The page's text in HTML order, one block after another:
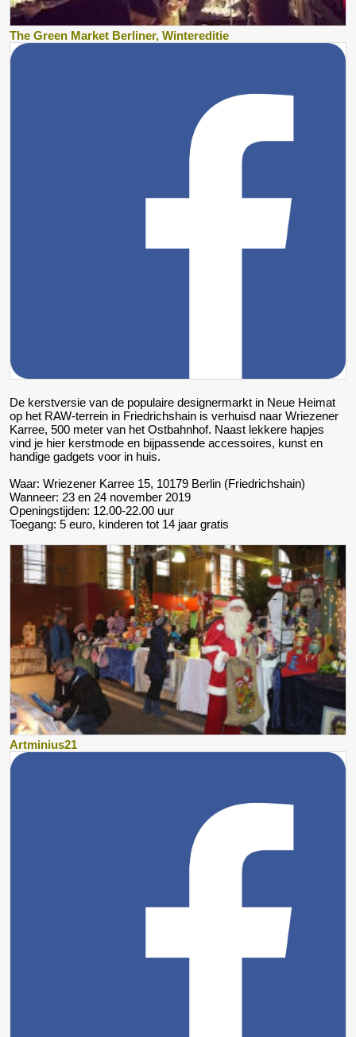
The Green Market Berliner, Wintereditie
De kerstversie van de populaire designermarkt in Neue Heimat
op het RAW-terrein in Friedrichshain is verhuisd naar Wriezener
Karree, 500 meter van het Ostbahnhof. Naast lekkere hapjes
vind je hier kerstmode en bijpassende accessoires, kunst en
handige gadgets voor in huis.
Waar: Wriezener Karree 15, 10179 Berlin (Friedrichshain)
Wanneer: 23 en 24 november 2019
Openingstijden: 12.00-22.00 uur
Toegang: 5 euro, kinderen tot 14 jaar gratis
Artminius21